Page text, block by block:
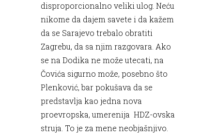
disproporcionalno veliki ulog. Neću
nikome da dajem savete i da kažem
da se Sarajevo trebalo obratiti
Zagrebu, da sa njim razgovara. Ako
se na Dodika ne može utecati, na
Čovića sigurno može, posebno što
Plenković, bar pokušava da se
predstavlja kao jedna nova
proevropska, umerenija HDZ-ovska
struja. To je za mene neobjašnjivo.